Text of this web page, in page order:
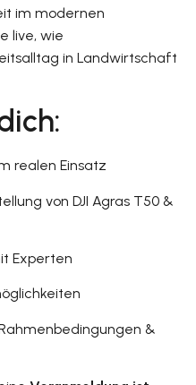
im modernen
live, wie
in Landwirtschaft
realen Einsatz
von DJI Agras T50 &
Experten
&